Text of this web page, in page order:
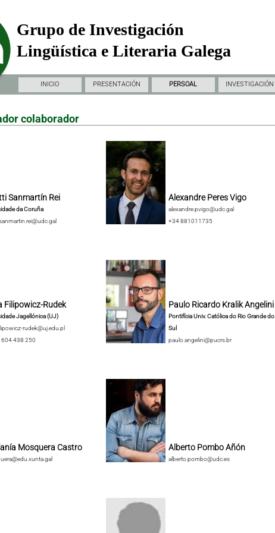
Grupo de Investigación
Lingüística e Literaria Galega
INICIO PRESENTACIÓN PERSOAL INVESTIGACIÓN
colaborador
Sanmartín Rei
da Coruña
Alexandre Peres Vigo
alexandre.pvigo@udc.gal
+34 881011735
Filipowicz-Rudek
Jagellónica (UJ)
rudek@uj.edu.pl
604 438 250
Paulo Ricardo Kralik Angelini
Pontifícia Univ. Católica do Rio Grande do
Sul
paulo.angelini@pucrs.br
Mosquera Castro Alberto Pombo Añón
alberto.pombo@udc.es